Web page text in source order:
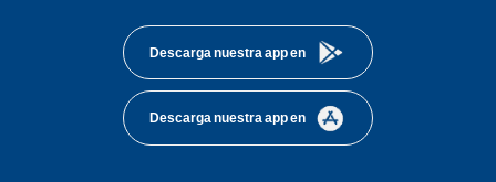
Descarga nuestra app en
Descarga nuestra app en